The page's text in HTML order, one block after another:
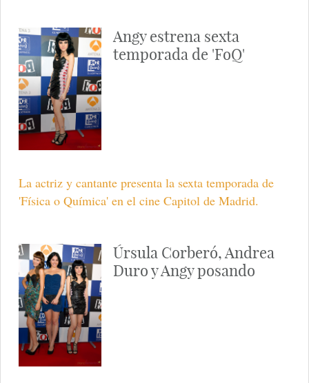
Angy estrena sexta
temporada de 'FoQ'
La actriz y cantante presenta la sexta temporada de
'Física o Química' en el cine Capitol de Madrid.
Úrsula Corberó, Andrea
Duro y Angy posando